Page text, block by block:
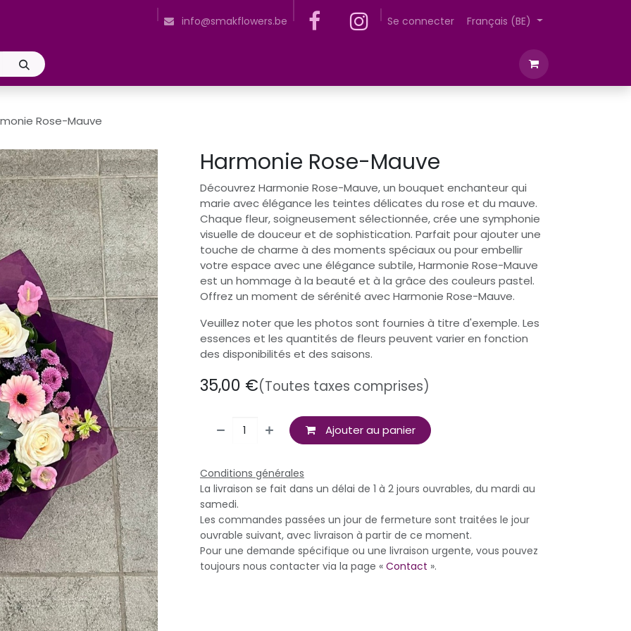
Entretient des fleurs coupées Entretient des plantes A propos de nous
info@smakflowers.be Se connecter Français (BE)
Rose-Mauve
Harmonie Rose-Mauve
Découvrez Harmonie Rose-Mauve, un bouquet enchanteur qui
marie avec élégance les teintes délicates du rose et du mauve.
Chaque fleur, soigneusement sélectionnée, crée une symphonie
visuelle de douceur et de sophistication. Parfait pour ajouter une
touche de charme à des moments spéciaux ou pour embellir
votre espace avec une élégance subtile, Harmonie Rose-Mauve
est un hommage à la beauté et à la grâce des couleurs pastel.
Offrez un moment de sérénité avec Harmonie Rose-Mauve.
Veuillez noter que les photos sont fournies à titre d'exemple. Les
essences et les quantités de fleurs peuvent varier en fonction
des disponibilités et des saisons.
35,00 €(Toutes taxes comprises)
Ajouter au panier
Conditions générales
La livraison se fait dans un délai de 1 à 2 jours ouvrables, du mardi au
samedi.
Les commandes passées un jour de fermeture sont traitées le jour
ouvrable suivant, avec livraison à partir de ce moment.
Pour une demande spécifique ou une livraison urgente, vous pouvez
toujours nous contacter via la page « Contact ».